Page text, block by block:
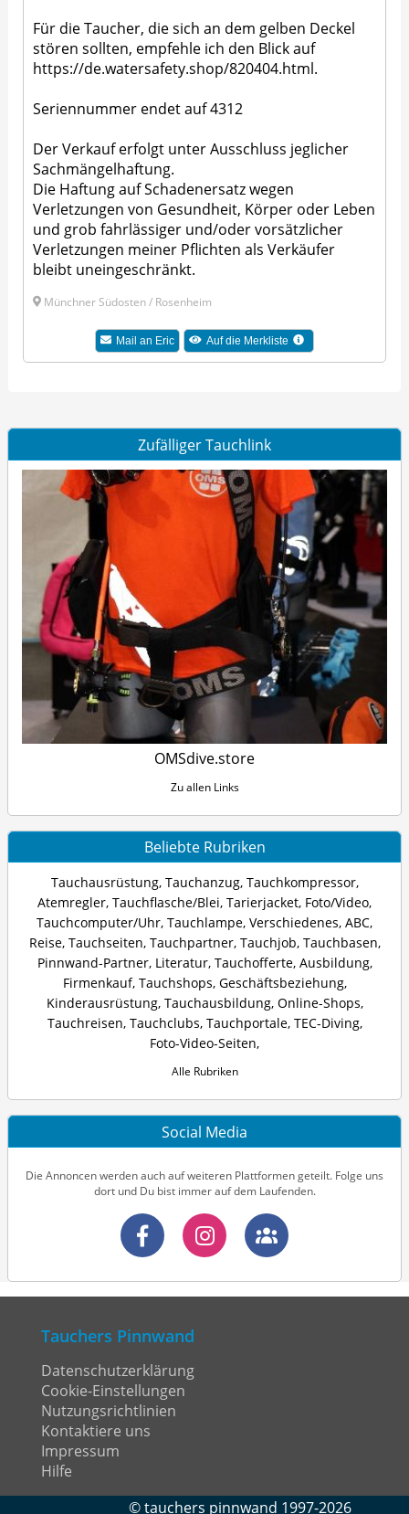
Für die Taucher, die sich an dem gelben Deckel
stören sollten, empfehle ich den Blick auf
https://de.watersafety.shop/820404.html.
Seriennummer endet auf 4312
Der Verkauf erfolgt unter Ausschluss jeglicher
Sachmängelhaftung.
Die Haftung auf Schadenersatz wegen
Verletzungen von Gesundheit, Körper oder Leben
und grob fahrlässiger und/oder vorsätzlicher
Verletzungen meiner Pflichten als Verkäufer
bleibt uneingeschränkt.
Münchner Südosten / Rosenheim
Mail an Eric Auf die Merkliste
Zufälliger Tauchlink
OMSdive.store
Zu allen Links
Beliebte Rubriken
Tauchausrüstung, Tauchanzug, Tauchkompressor,
Atemregler, Tauchflasche/Blei, Tarierjacket, Foto/Video,
Tauchcomputer/Uhr, Tauchlampe, Verschiedenes, ABC,
Reise, Tauchseiten, Tauchpartner, Tauchjob, Tauchbasen,
Pinnwand-Partner, Literatur, Tauchofferte, Ausbildung,
Firmenkauf, Tauchshops, Geschäftsbeziehung,
Kinderausrüstung, Tauchausbildung, Online-Shops,
Tauchreisen, Tauchclubs, Tauchportale, TEC-Diving,
Foto-Video-Seiten,
Alle Rubriken
Social Media
Die Annoncen werden auch auf weiteren Plattformen geteilt. Folge uns
dort und Du bist immer auf dem Laufenden.
Tauchers Pinnwand
Datenschutzerklärung
Cookie-Einstellungen
Nutzungsrichtlinien
Kontaktiere uns
Impressum
Hilfe
©tauchers pinnwand 1997-2026